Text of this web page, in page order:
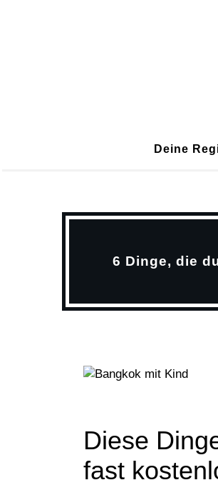
Deine
6 Dinge, die
Diese
fast